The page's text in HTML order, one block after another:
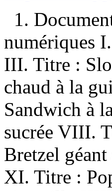
1.
numériques
III. Titre :
chaud à la
Sandwich à
sucrée VIII.
Bretzel
XI. Titre :